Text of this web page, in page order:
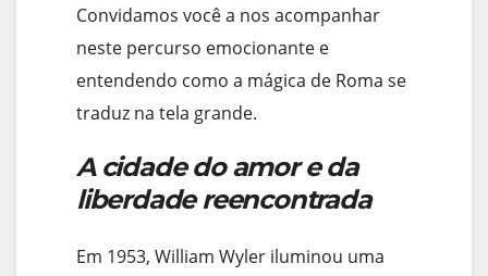
Convidamos você a nos acompanhar
neste percurso emocionante e
entendendo como a mágica de Roma se
traduz na tela grande.
A cidade do amor e da
liberdade reencontrada
Em 1953, William Wyler iluminou uma